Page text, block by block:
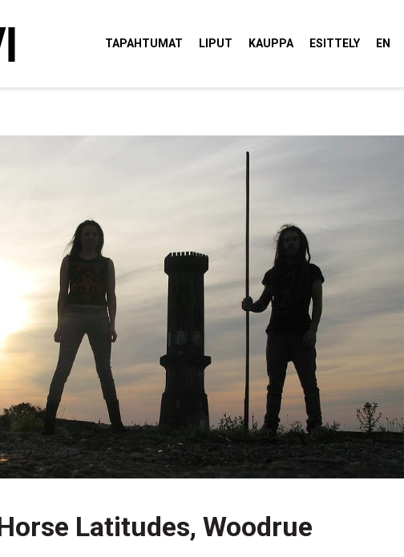
TAPAHTUMAT LIPUT KAUPPA ESITTELY EN
Latitudes, Woodrue